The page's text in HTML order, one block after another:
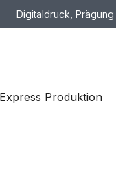
Digitaldruck,
Express Produktion